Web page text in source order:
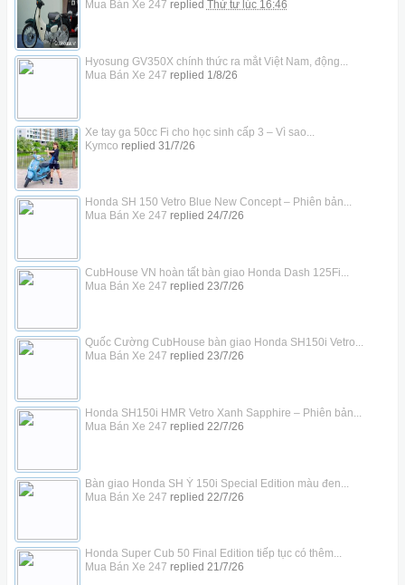
Mua Bán Xe 247 replied Thứ tư lúc 16:46
Hyosung GV350X chính thức ra mắt Việt Nam, động...
Mua Bán Xe 247 replied 1/8/26
Xe tay ga 50cc Fi cho học sinh cấp 3 – Vì sao...
Kymco replied 31/7/26
Honda SH 150 Vetro Blue New Concept – Phiên bản...
Mua Bán Xe 247 replied 24/7/26
CubHouse VN hoàn tất bàn giao Honda Dash 125Fi...
Mua Bán Xe 247 replied 23/7/26
Quốc Cường CubHouse bàn giao Honda SH150i Vetro...
Mua Bán Xe 247 replied 23/7/26
Honda SH150i HMR Vetro Xanh Sapphire – Phiên bản...
Mua Bán Xe 247 replied 22/7/26
Bàn giao Honda SH Ý 150i Special Edition màu đen...
Mua Bán Xe 247 replied 22/7/26
Honda Super Cub 50 Final Edition tiếp tục có thêm...
Mua Bán Xe 247 replied 21/7/26